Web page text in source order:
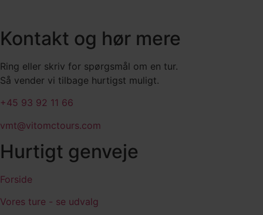
Kontakt og hør mere
Ring eller skriv for spørgsmål om en tur.
Så vender vi tilbage hurtigst muligt.
+45 93 92 11 66
vmt@vitomctours.com
Hurtigt genveje
Forside
Vores ture - se udvalg